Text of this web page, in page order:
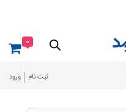
ثبت نام ورود
0